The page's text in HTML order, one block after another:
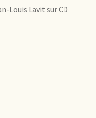
Louis Lavit sur CD